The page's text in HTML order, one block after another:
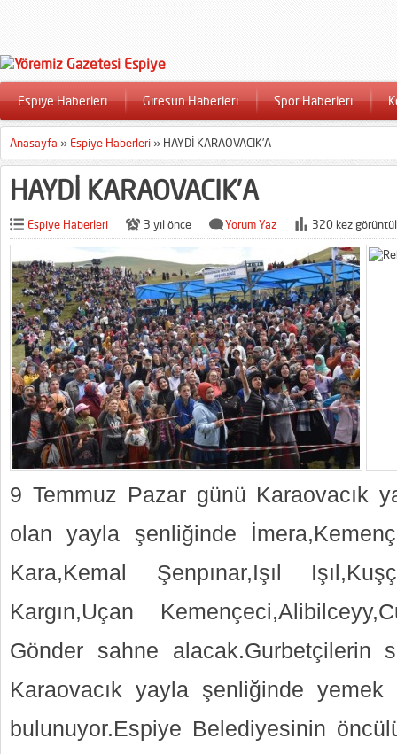
Espiye Haberleri Giresun Haberleri Spor Haberleri
Anasayfa » Espiye Haberleri » HAYDİ KARAOVACIK’A
HAYDİ KARAOVACIK’A
Espiye Haberleri 3 yıl önce Yorum Yaz 320 kez
9 Temmuz Pazar günü Karaovacık
olan yayla şenliğinde
Kara,Kemal Şenpınar,Işıl
Kargın,Uçan
Gönder sahne alacak.Gurbetçilerin
Karaovacık yayla şenliğinde
bulunuyor.Espiye Belediyesinin